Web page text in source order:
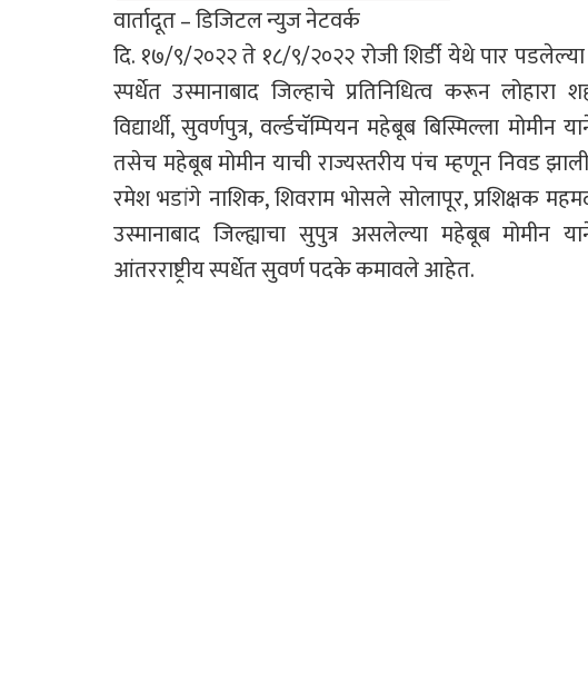
वार्तादूत – डिजिटल न्युज नेटवर्क
दि. १७/९/२०२२ ते १८/९/२०२२ रोजी शिर्डी येथे पार
स्पर्धेत उस्मानाबाद जिल्हाचे प्रतिनिधित्व करून लोहारा
विद्यार्थी, सुवर्णपुत्र, वर्ल्डचॅम्पियन महेबूब बिस्मिल्ला
तसेच महेबूब मोमीन याची राज्यस्तरीय पंच म्हणून निवड
रमेश भडांगे नाशिक, शिवराम भोसले सोलापूर, प्रशिक्षक
उस्मानाबाद जिल्ह्याचा सुपुत्र असलेल्या महेबूब मोमीन
आंतरराष्ट्रीय स्पर्धेत सुवर्ण पदके कमावले आहेत.